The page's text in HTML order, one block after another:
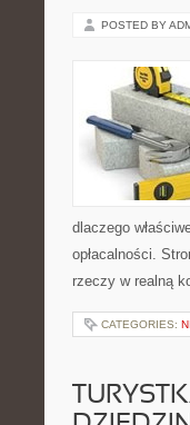
POSTED BY
dlaczego
opłacalności.
rzeczy w realną
CATEGORIES: